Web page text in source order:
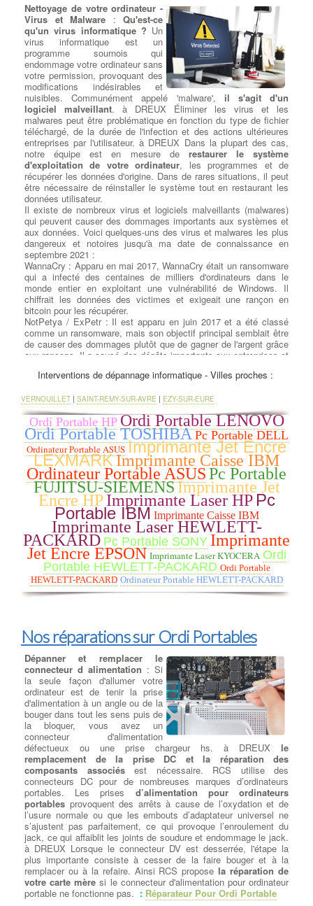
Nettoyage de votre ordinateur -
Virus et Malware : Qu'est-ce
qu'un virus informatique ? Un
virus informatique est un
programme sournois qui
endommage votre ordinateur sans
votre permission, provoquant des
modifications indésirables et
nuisibles. Communément appelé 'malware', il s'agit d'un
logiciel malveillant. à DREUX Éliminer les virus et les
malwares peut être problématique en fonction du type de fichier
téléchargé, de la durée de l'infection et des actions ultérieures
entreprises par l'utilisateur. à DREUX Dans la plupart des cas,
notre équipe est en mesure de restaurer le système
d'exploitation de votre ordinateur, les programmes et de
récupérer les données d'origine. Dans de rares situations, il peut
être nécessaire de réinstaller le système tout en restaurant les
données utilisateur.
Il existe de nombreux virus et logiciels malveillants (malwares)
qui peuvent causer des dommages importants aux systèmes et
aux données. Voici quelques-uns des virus et malwares les plus
dangereux et notoires jusqu'à ma date de connaissance en
septembre 2021 :
WannaCry : Apparu en mai 2017, WannaCry était un ransomware
qui a infecté des centaines de milliers d'ordinateurs dans le
monde entier en exploitant une vulnérabilité de Windows. Il
chiffrait les données des victimes et exigeait une rançon en
bitcoin pour les récupérer.
NotPetya / ExPetr : Il est apparu en juin 2017 et a été classé
comme un ransomware, mais son objectif principal semblait être
de causer des dommages plutôt que de gagner de l'argent grâce
aux rançons. Il a causé des dégâts importants aux entreprises et
Conficker : Lancé en 2008, Conficker était un ver informatique
dans les systèmes Windows. Il pouvait prendre le contrôle
complet des ordinateurs infectés.
Zeus (Zbot) : C'était un cheval de Troie financier très dangereux
qui visait principalement à voler des informations sensibles,
telles que les identifiants bancaires et les mots de passe.
Stuxnet : Découvert en 2010, Stuxnet était un ver informatique
sophistiqué conçu pour cibler les systèmes de contrôle
industriels, en particulier ceux liés au programme nucléaire
iranien. Il est considéré comme l'une des premières armes
cybernétiques déployées pour attaquer des infrastructures
critiques.
Cryptolocker : C'était un ransomware qui a commencé à circuler
en 2013. Il chiffrait les fichiers des victimes et demandait une
rançon pour les décrypter.
Mirai : Apparu en 2016, Mirai était un logiciel malveillant de type
botnet qui infectait principalement les objets connectés (IoT) pour
les recruter dans un réseau de bots, qui pouvait ensuite être
utilisé pour lancer des attaques DDoS massives.
malwares et lancer des attaques de phishing.
Il est important de noter que de nouveaux virus et malwares
peuvent apparaître à tout moment, et la nature des menaces
informatiques évolue constamment. Les utilisateurs doivent donc
rester vigilants, garder leur système et leurs logiciels à jour,
utiliser des solutions de sécurité fiables, et faire preuve de
prudence lorsqu'ils naviguent sur Internet et ouvrent des fichiers
provenant de sources inconnues.
Nos prestations sur PC
Dépanner ou remplacer votre
carte mère: Elément majeur d'un
PC de bureau à DREUX, sur
laquelle votreprocesseur, carte
graphique, barrette mémoire et
autres composants viennent se
greffer, la carte mère doit répondre
à plusieurs critères selon la
configuration de votre ordinateur à
DREUX et les logiciels installés. Nous devonschoisir la
meilleure carte mère gamerou bureautique pour processeur
Intel ou processeur AMD parmi les plus grandes marques à
Interventions de dépannage informatique - Villes proches :
VERNOUILLET | SAINT-REMY-SUR-AVRE | EZY-SUR-EURE
Ordi Portable HP Ordi Portable LENOVO
Ordi Portable TOSHIBA Pc Portable DELL
Ordinateur Portable ASUS Imprimante Jet Encre
LEXMARKImprimante Caisse IBM
Ordinateur Portable ASUSPc Portable
FUJITSU-SIEMENSImprimante Jet
Encre HP Imprimante Laser HP Pc
Portable IBM Imprimante Caisse IBM
Imprimante Laser HEWLETT-
PACKARD Pc Portable SONY Imprimante
Jet Encre EPSON Imprimante Laser KYOCERA Ordi
Portable HEWLETT-PACKARD Ordi Portable
HEWLETT-PACKARD Ordinateur Portable HEWLETT-PACKARD
Nos réparations sur Ordi Portables
Dépanner et remplacer le
connecteur d alimentation : Si
la seule façon d'allumer votre
ordinateur est de tenir la prise
d'alimentation à un angle ou de la
bouger dans tout les sens puis de
la bloquer, vous avez un
connecteur d'alimentation
défectueux ou une prise chargeur hs. à DREUX le
remplacement de la prise DC et la réparation des
composants associésest nécessaire. RCS utilise des
connecteurs DC pour de nombreuses marques d’ordinateurs
portables. Les prises d’alimentation pour ordinateurs
portables provoquent des arrêts à cause de l’oxydation et de
l’usure normale ou que les embouts d’adaptateur universel ne
s’ajustent pas parfaitement, ce qui provoque l’enroulement du
jack, ce qui affaiblit les joints de soudure et endommage le jack.
à DREUX Lorsque le connecteur DV est desserrée, l'étape la
plus importante consiste à cesser de la faire bouger et à la
remplacer ou à la refaire. Ainsi RCS propose la réparation de
votre carte mère si le connecteur d'alimentation pour ordinateur
portable ne fonctionne pas. : Réparateur Pour Ordi Portable